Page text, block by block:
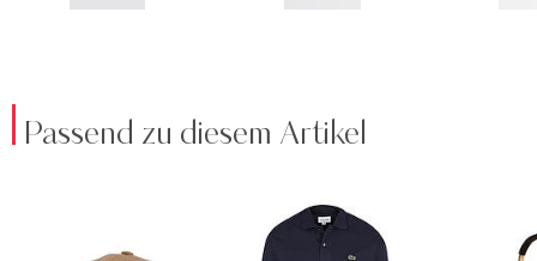
Passend zu diesem Artikel